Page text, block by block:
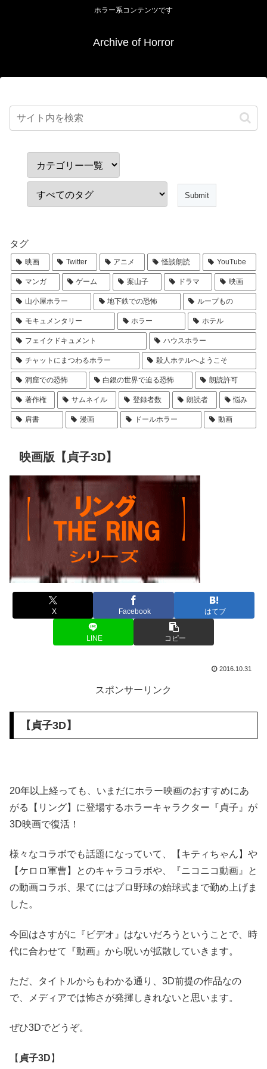
ホラー系コンテンツです
Archive of Horror
タグ
映画 Twitter アニメ 怪談朗読 YouTube
マンガ ゲーム 案山子 ドラマ 映画
山小屋ホラー 地下鉄での恐怖 ループもの
モキュメンタリー ホラー ホテル
フェイクドキュメント ハウスホラー
チャットにまつわるホラー 殺人ホテルへようこそ
洞窟での恐怖 白銀の世界で迫る恐怖 朗読許可
著作権 サムネイル 登録者数 朗読者 悩み
肩書 漫画 ドールホラー 動画
映画版【貞子3D】
X Facebook はてブ
LINE コピー
2016.10.31
スポンサーリンク
【 貞子3D】
20年以上経っても、いまだにホラー映画のおすすめにあ
がる【リング】に登場するホラーキャラクター『貞子』が
3D映画で復活！
様々なコラボでも話題になっていて、【キティちゃん】や
【ケロロ軍曹】とのキャラコラボや、『ニコニコ動画』と
の動画コラボ、果てにはプロ野球の始球式まで勤め上げま
した。
今回はさすがに『ビデオ』はないだろうということで、時
代に合わせて『動画』から呪いが拡散していきます。
ただ、タイトルからもわかる通り、3D前提の作品なの
で、メディアでは怖さが発揮しきれないと思います。
ぜひ3Dでどうぞ。
【 貞子3D 】